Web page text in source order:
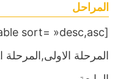
المراحل
[table sort= »desc,asc »]
المرحلة الاولى,المرحلة